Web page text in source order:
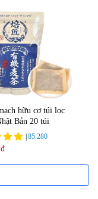
hữu cơ túi lọc
Bản 20 túi
85.280